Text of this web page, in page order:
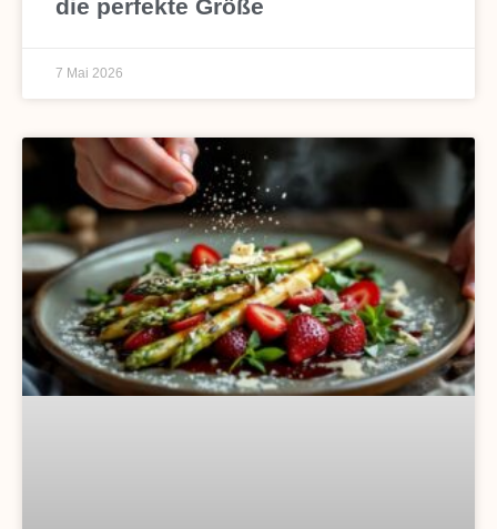
die perfekte Größe
7 Mai 2026